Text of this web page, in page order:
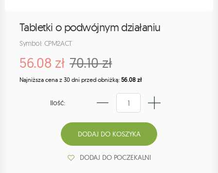
Tabletki o podwójnym działaniu
Symbol: CPM2ACT
56.08 zł 70.10 zł
Najniższa cena z 30 dni przed obniżką: 56.08 zł
Ilość:
DODAJ DO POCZEKALNI